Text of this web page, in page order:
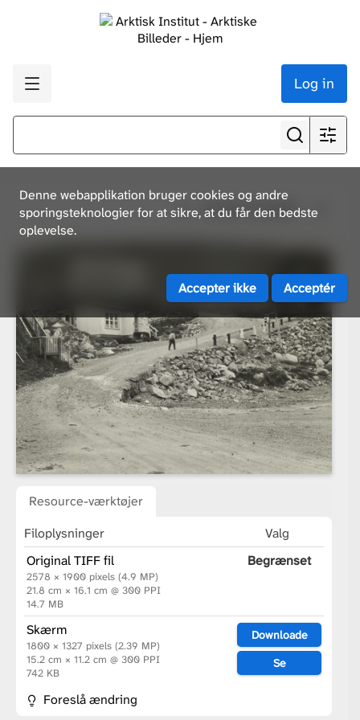
Log in
Denne webapplikation bruger cookies og andre
sporingsteknologier for at sikre, at du får den bedste
oplevelse.
Se alle resultater
Resource-værktøjer
Filoplysninger
Valg
Original TIFF fil
2578 × 1900 pixels (4.9 MP)
21.8 cm × 16.1 cm @ 300 PPI
14.7 MB
Begrænset
Skærm
1800 × 1327 pixels (2.39 MP)
15.2 cm × 11.2 cm @ 300 PPI
742 KB
Downloade
Se
Foreslå ændring